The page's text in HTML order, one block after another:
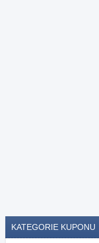
KATEGORIE KUPONU